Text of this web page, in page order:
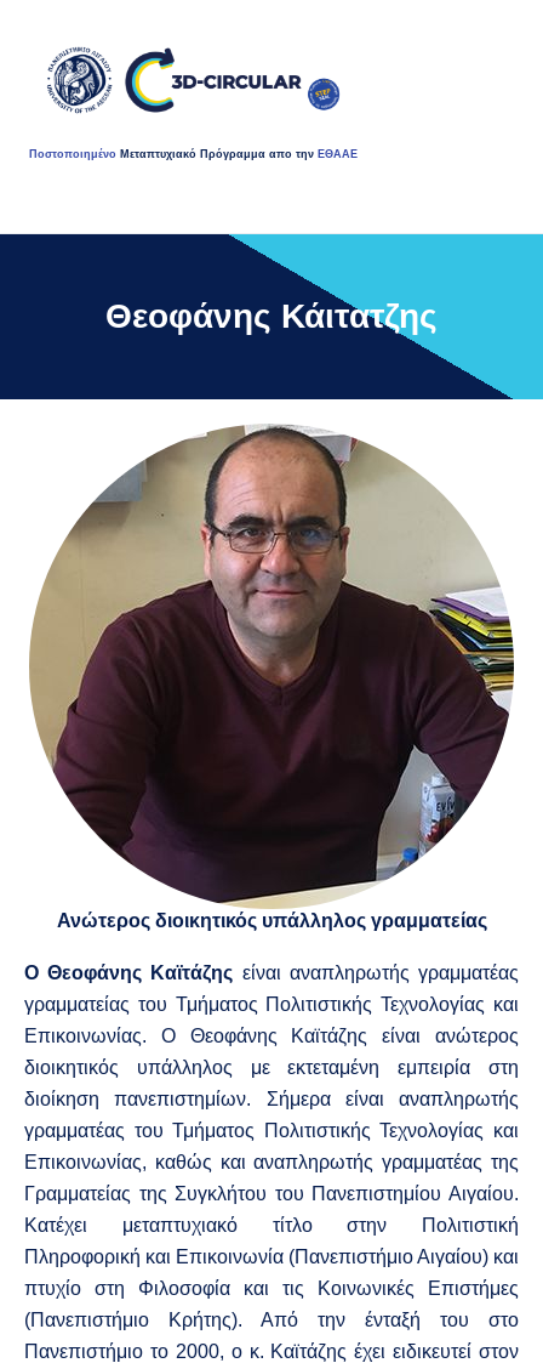
Ποστοποιημένο Μεταπτυχιακό Πρόγραμμα απο την ΕΘΑΑΕ
Θεοφάνης Κάιτατζης
Ανώτερος διοικητικός υπάλληλος γραμματείας
Ο Θεοφάνης Καϊτάζης είναι αναπληρωτής γραμματέας
γραμματείας του Τμήματος Πολιτιστικής Τεχνολογίας και
Επικοινωνίας. Ο Θεοφάνης Καϊτάζης είναι ανώτερος
διοικητικός υπάλληλος με εκτεταμένη εμπειρία στη
διοίκηση πανεπιστημίων. Σήμερα είναι αναπληρωτής
γραμματέας του Τμήματος Πολιτιστικής Τεχνολογίας και
Επικοινωνίας, καθώς και αναπληρωτής γραμματέας της
Γραμματείας της Συγκλήτου του Πανεπιστημίου Αιγαίου.
Κατέχει μεταπτυχιακό τίτλο στην Πολιτιστική
Πληροφορική και Επικοινωνία (Πανεπιστήμιο Αιγαίου) και
πτυχίο στη Φιλοσοφία και τις Κοινωνικές Επιστήμες
(Πανεπιστήμιο Κρήτης). Από την ένταξή του στο
Πανεπιστήμιο το 2000, ο κ. Καϊτάζης έχει ειδικευτεί στον